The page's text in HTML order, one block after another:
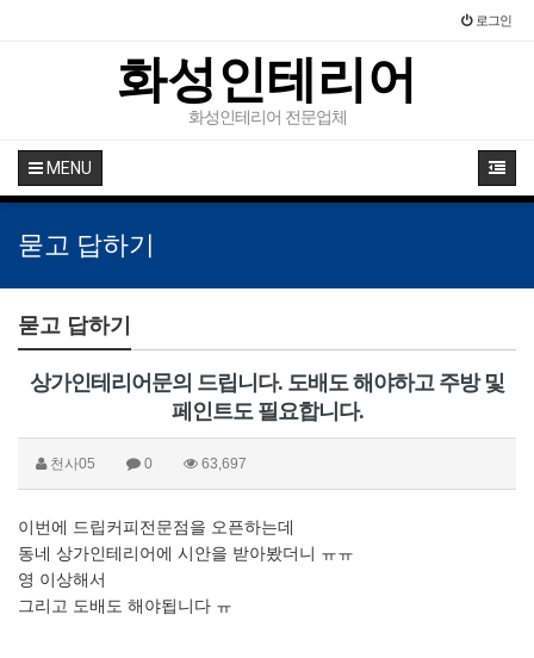
로그인
화성인테리어
화성인테리어 전문업체
MENU
묻고 답하기
묻고 답하기
상가인테리어문의 드립니다. 도배도 해야하고 주방 및
페인트도 필요합니다.
천사05 0 63,697
이번에 드립커피전문점을 오픈하는데
동네 상가인테리어에 시안을 받아봤더니 ㅠㅠ
영 이상해서
그리고 도배도 해야됩니다 ㅠ